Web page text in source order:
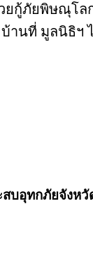
กู้ภัยพิษณุโลก
านที่ มูลนิธิฯ
บอุทกภัยจังห